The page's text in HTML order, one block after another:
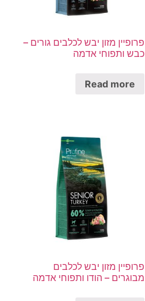
פרופיין מזון יבש לכלבים גורים –
כבש ותפוחי אדמה
Read more
פרופיין מזון יבש לכלבים
מבוגרים – הודו ותפוחי אדמה